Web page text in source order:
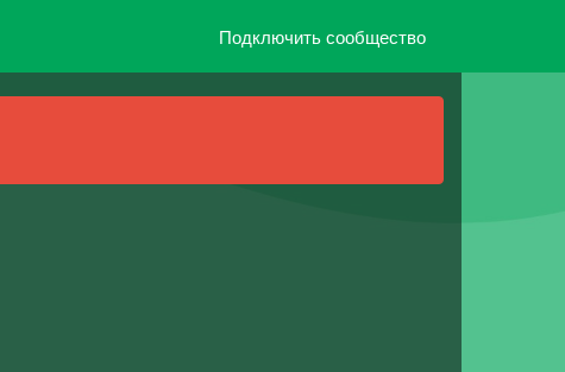
Подключить сообщество